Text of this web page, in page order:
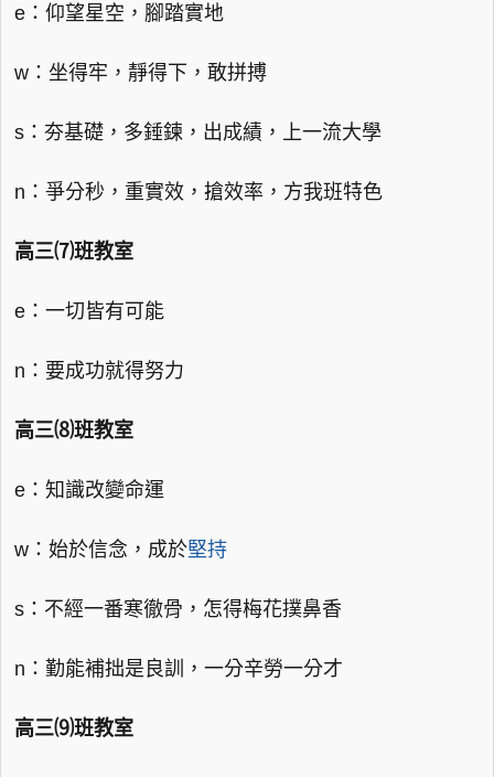
e：仰望星空，腳踏實地
w：坐得牢，靜得下，敢拼搏
s：夯基礎，多錘鍊，出成績，上一流大學
n：爭分秒，重實效，搶效率，方我班特色
高三⑺班教室
e：一切皆有可能
n：要成功就得努力
高三⑻班教室
e：知識改變命運
w：始於信念，成於堅持
s：不經一番寒徹骨，怎得梅花撲鼻香
n：勤能補拙是良訓，一分辛勞一分才
高三⑼班教室